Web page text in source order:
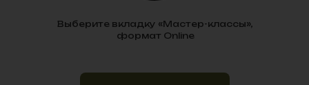
Выберите вкладку «Мастер-классы»,
формат Online